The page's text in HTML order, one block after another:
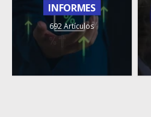
INFORMES
692 Artículos